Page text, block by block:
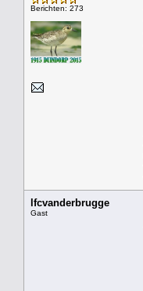
Berichten: 273
lfcvanderbrugge
Gast